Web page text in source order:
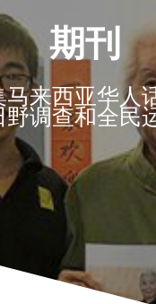
期刊
来西亚华人
野调查和全民